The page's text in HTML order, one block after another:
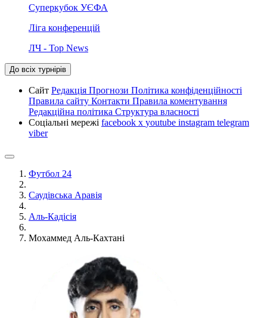
Суперкубок УЄФА
Ліга конференцій
ЛЧ - Top News
До всіх турнірів
Сайт Редакція Прогнози Політика конфіденційності
Правила сайту Контакти Правила коментування
Редакційна політика Структура власності
Соціальні мережі facebook x youtube instagram telegram
viber
Футбол 24
Саудівська Аравія
Аль-Кадісія
Мохаммед Аль-Кахтані